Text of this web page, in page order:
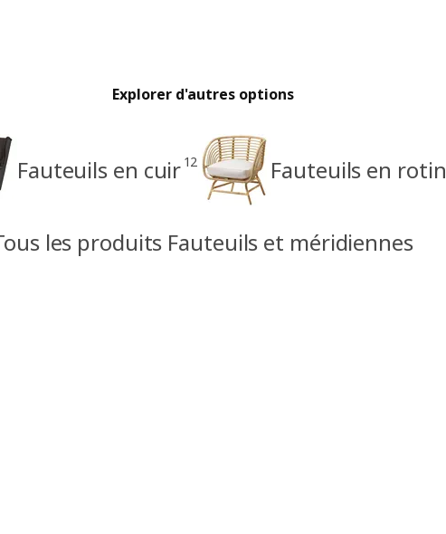
Explorer d'autres options
Fauteuils en cuir 12 Fauteuils en rotin
les produits Fauteuils et méridiennes